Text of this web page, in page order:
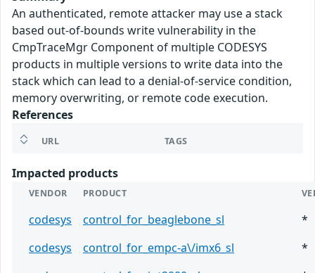
An authenticated, remote attacker may use a stack
based out-of-bounds write vulnerability in the
CmpTraceMgr Component of multiple CODESYS
products in multiple versions to write data into the
stack which can lead to a denial-of-service condition,
memory overwriting, or remote code execution.
References
URL TAGS
Impacted products
VENDOR PRODUCT
codesys control_for_beaglebone_sl
*
codesys
control_for_empc-a\/imx6_sl
*